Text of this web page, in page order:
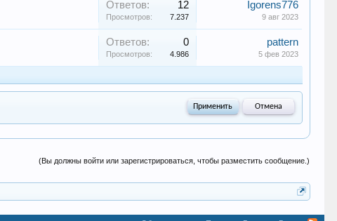
Ответов: 12
Просмотров: 7.237
Igorens776
9 авг 2023
Ответов: 0
Просмотров: 4.986
pattern
5 фев 2023
(Вы должны войти или зарегистрироваться, чтобы разместить сообщение.)